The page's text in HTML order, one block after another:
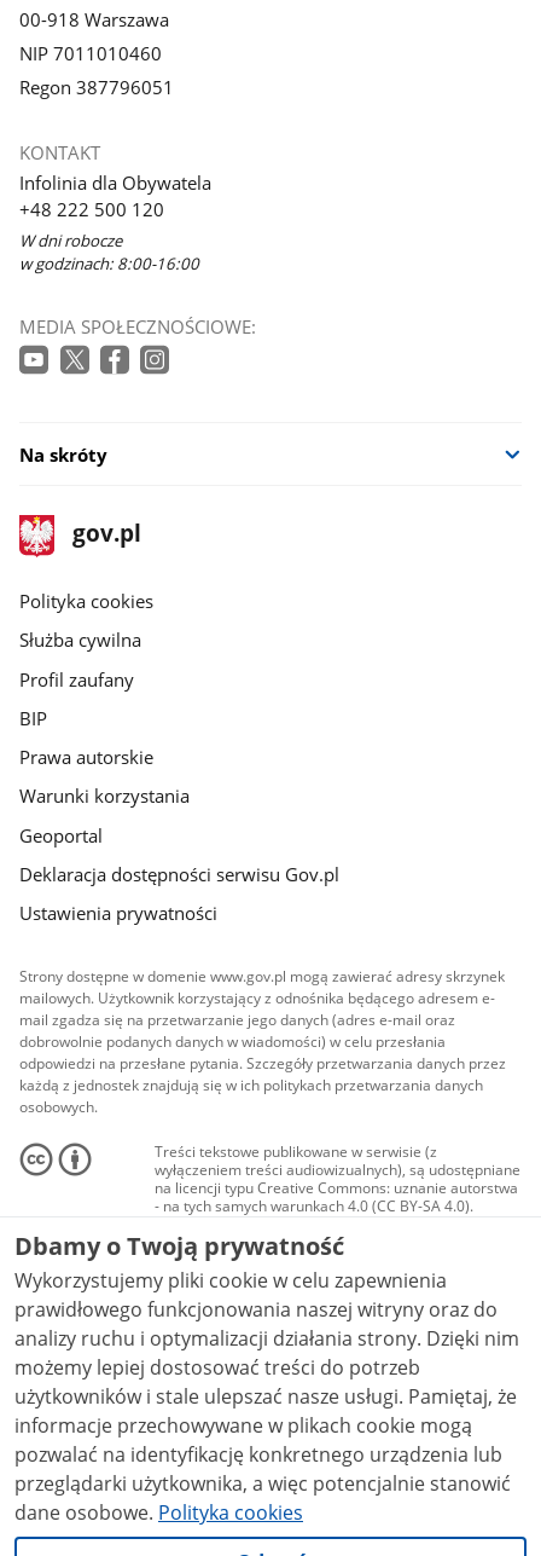
00-918 Warszawa
NIP 7011010460
Regon 387796051
KONTAKT
Infolinia dla Obywatela
+48 222 500 120
W dni robocze
w godzinach: 8:00-16:00
MEDIA SPOŁECZNOŚCIOWE:
Na skróty
stopka
gov.pl
Strona
gov.pl
gov.pl
Polityka cookies
Służba cywilna
Profil zaufany
BIP
Prawa autorskie
Warunki korzystania
Geoportal
Deklaracja dostępności serwisu Gov.pl
Ustawienia prywatności
Strony dostępne w domenie www.gov.pl mogą zawierać adresy skrzynek
mailowych. Użytkownik korzystający z odnośnika będącego adresem e-
mail zgadza się na przetwarzanie jego danych (adres e-mail oraz
dobrowolnie podanych danych w wiadomości) w celu przesłania
odpowiedzi na przesłane pytania. Szczegóły przetwarzania danych przez
każdą z jednostek znajdują się w ich politykach przetwarzania danych
osobowych.
Treści tekstowe publikowane w serwisie (z
wyłączeniem treści audiowizualnych), są udostępniane
na licencji typu Creative Commons: uznanie autorstwa
- na tych samych warunkach 4.0 (CC BY-SA 4.0).
Materiały audiowizualne, w tym zdjęcia, materiały
audio i wideo, są udostępniane na licencji typu
Creative Commons: uznanie autorstwa użycie
niekomercyjne - bez utworów zależnych 4.0 (CC BY-
NC-ND 4.0), o ile nie jest to stwierdzone inaczej.
Dbamy o Twoją prywatność
Wykorzystujemy pliki cookie w celu zapewnienia
prawidłowego funkcjonowania naszej witryny oraz do
analizy ruchu i optymalizacji działania strony. Dzięki nim
możemy lepiej dostosować treści do potrzeb
użytkowników i stale ulepszać nasze usługi. Pamiętaj, że
informacje przechowywane w plikach cookie mogą
pozwalać na identyfikację konkretnego urządzenia lub
przeglądarki użytkownika, a więc potencjalnie stanowić
dane osobowe. Polityka cookies